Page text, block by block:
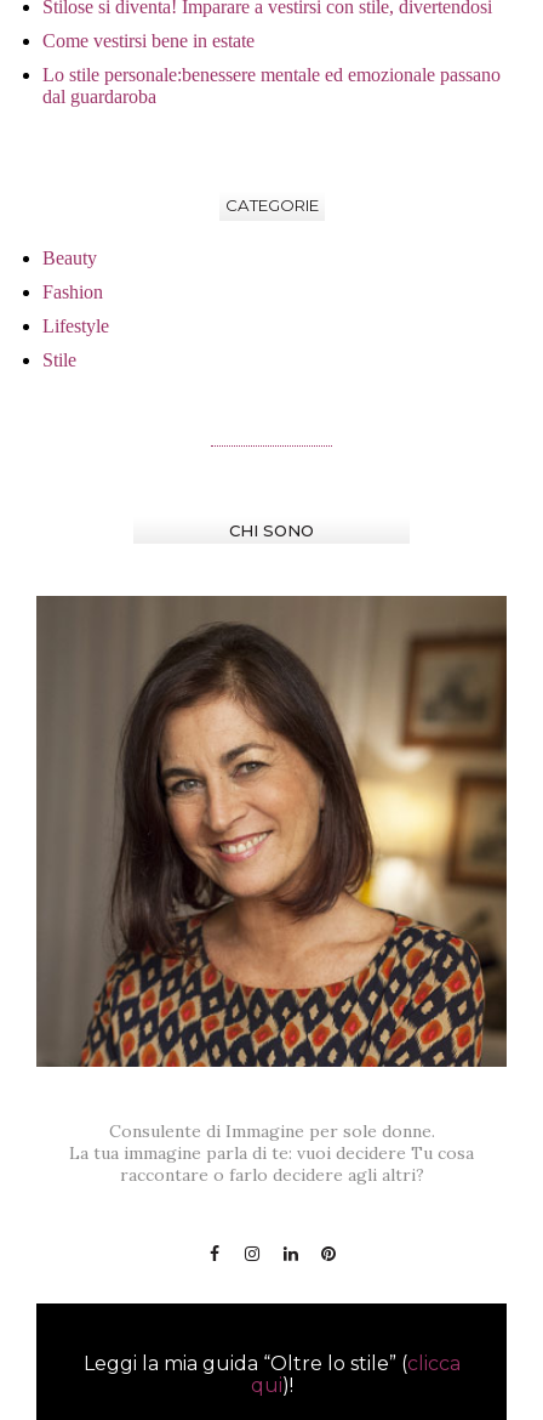
Stilose si diventa! Imparare a vestirsi con stile, divertendosi
Come vestirsi bene in estate
Lo stile personale:benessere mentale ed emozionale passano
dal guardaroba
CATEGORIE
Beauty
Fashion
Lifestyle
Stile
CHI SONO
Consulente di Immagine per sole donne.
La tua immagine parla di te: vuoi decidere Tu cosa
raccontare o farlo decidere agli altri?
Leggi la mia guida “Oltre lo stile” (clicca
qui)!